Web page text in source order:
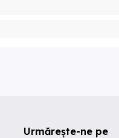
Urmărește-ne pe